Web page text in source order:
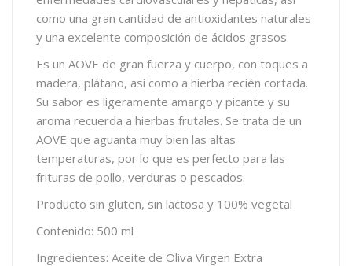
como una gran cantidad de antioxidantes naturales
y una excelente composición de ácidos grasos.
Es un AOVE de gran fuerza y cuerpo, con toques a
madera, plátano, así como a hierba recién cortada.
Su sabor es ligeramente amargo y picante y su
aroma recuerda a hierbas frutales. Se trata de un
AOVE que aguanta muy bien las altas
temperaturas, por lo que es perfecto para las
frituras de pollo, verduras o pescados.
Producto sin gluten, sin lactosa y 100% vegetal
Contenido: 500 ml
Ingredientes: Aceite de Oliva Virgen Extra